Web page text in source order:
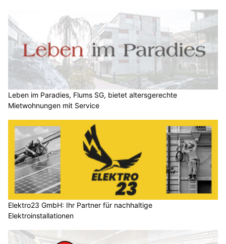
Leben im Paradies, Flums SG, bietet altersgerechte
Mietwohnungen mit Service
Elektro23 GmbH: Ihr Partner für nachhaltige
Elektroinstallationen